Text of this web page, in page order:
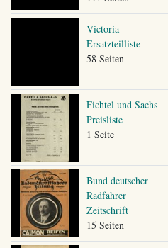
Victoria
Ersatzteilliste
58 Seiten
Fichtel und Sachs
Preisliste
1 Seite
Bund deutscher
Radfahrer
Zeitschrift
15 Seiten